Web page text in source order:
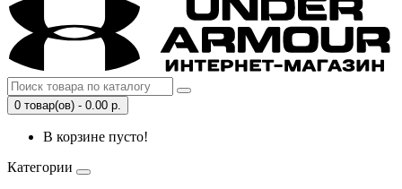
0 товар(ов) - 0.00 р.
В корзине пусто!
Категории